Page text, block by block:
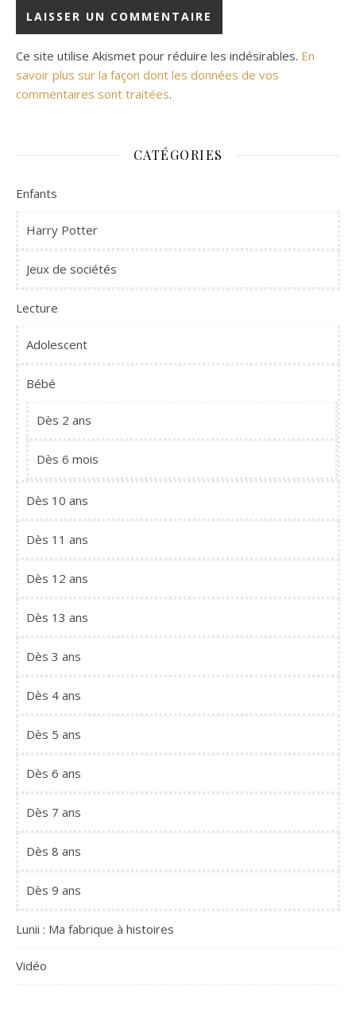
Ce site utilise Akismet pour réduire les indésirables. En
savoir plus sur la façon dont les données de vos
commentaires sont traitées.
CATÉGORIES
Enfants
Harry Potter
Jeux de sociétés
Lecture
Adolescent
Bébé
Dès 2 ans
Dès 6 mois
Dès 10 ans
Dès 11 ans
Dès 12 ans
Dès 13 ans
Dès 3 ans
Dès 4 ans
Dès 5 ans
Dès 6 ans
Dès 7 ans
Dès 8 ans
Dès 9 ans
Lunii : Ma fabrique à histoires
Vidéo